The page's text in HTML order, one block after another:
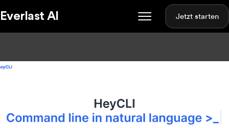
Everlast AI Jetzt starten